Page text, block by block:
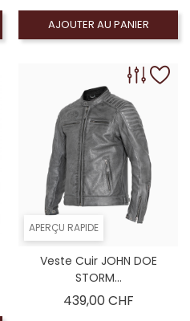
AJOUTER AU PANIER
APERÇU RAPIDE
Veste Cuir JOHN DOE
STORM...
439,00 CHFPrix